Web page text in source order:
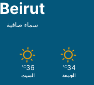
Beirut
سماء صافية
34
℃
الجمعة
36
℃
السبت